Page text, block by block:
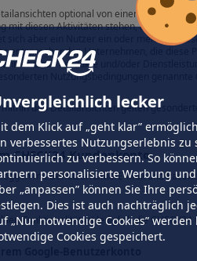
lecker
dem Klick auf „geht klar”
verbessertes Nutzungserlebnis zu
zu verbessern. So
personalisierte Werbung
„anpassen” können Sie Ihre
Dies ist auch nachträglich
„Nur notwendige Cookies”
Cookies gespeichert.
optional von einem oder
mit diesen Aktivitäten stehen, angeboten
sich aber ein Nutzer ein oder mehrere
entsprechenden Unternehmen, die
er diese Produkte und/oder
Nutzungsbedingungen
mithin den Detailansichten gelten
CHECK24 Kundenkonto
mit Benutzername/E-Mail und
Funktionalität ist lediglich die
Google-Benutzerkonto